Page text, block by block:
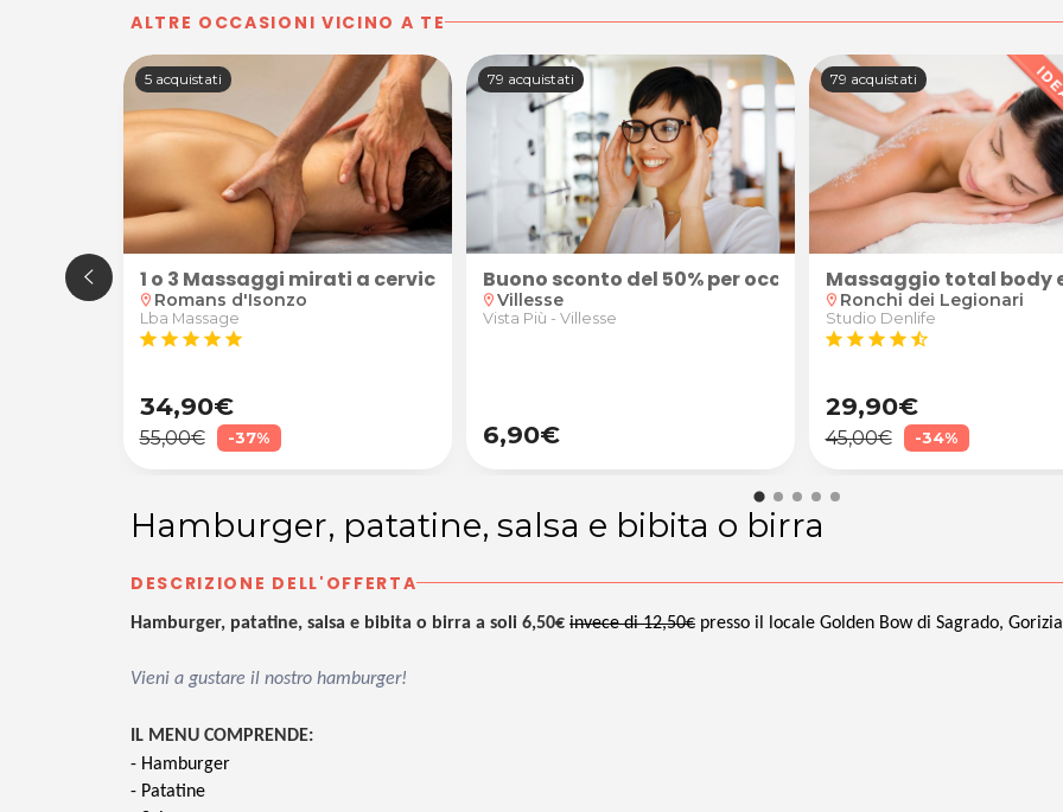
ALTRE OCCASIONI VICINO A TE
+ eventuale smacchiamento presso lo Studio del DOTT. IACUMIN FRANCO a Monfalcone
di riflessologia plantare abbinati a trattamento metamerico da LBA Massage a Romans d'Isonzo
5 acquistati
1 o 3 Massaggi mirati a cervicale e schiena da LBA Massage a Romans d'Isonzo
location_on Romans d'Isonzo
Lba Massage
star star star star star
34,90€
55,00€ -37%
79 acquistati
Buono sconto del 50% per occhiali da vista antiriflesso
location_on Villesse
Vista Più - Villesse
6,90€
79 acquistati
Massaggio total body
location_on Ronchi dei Legionari
Studio Denlife
star star star star star_half
29,90€
45,00€ -34%
Hamburger, patatine, salsa e bibita o birra
DESCRIZIONE DELL'OFFERTA
Hamburger, patatine, salsa e bibita o birra a soli 6,50€ invece di 12,50€ presso il locale Golden Bow di Sagrado,
Vieni a gustare il nostro hamburger!
IL MENU COMPRENDE:
- Hamburger
- Patatine